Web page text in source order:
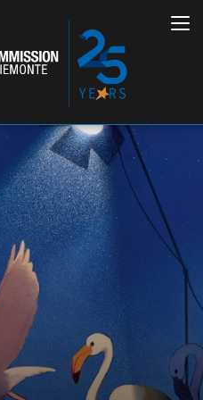
Italiano English
EVENTI, SPECIALI
Anteprime in Piemonte
TFI Torino Film Industry -
Production Days
Avenue Cove - Erasmus +
Guarda che storia!